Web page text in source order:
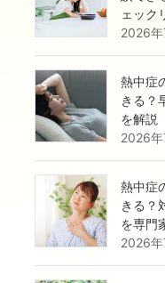
ェック
2026
熱中症
きる？
を解説
2026
熱中症
きる？
を専門
2026年